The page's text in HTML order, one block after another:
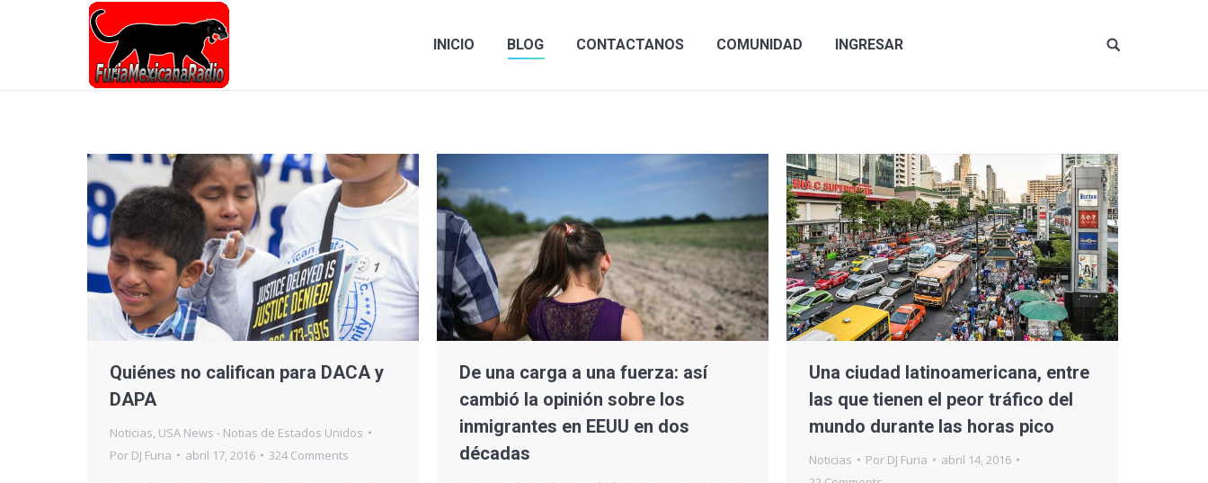
INICIO BLOG CONTACTANOS COMUNIDAD INGRESAR
Site
Quiénes no califican para DACA y
DAPA
Noticias, USA News - Notias de Estados Unidos
Por DJ Furia abril 17, 2016 324 Comments
De una carga a una fuerza: así
cambió la opinión sobre los
inmigrantes en EEUU en dos
décadas
Una ciudad latinoamericana, entre
las que tienen el peor tráfico del
mundo durante las horas pico
Noticias Por DJ Furia
abril 14, 2016